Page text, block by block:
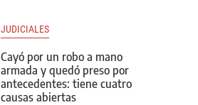
JUDICIALES
Cayó por un robo a mano
armada y quedó preso por
antecedentes: tiene cuatro
causas abiertas